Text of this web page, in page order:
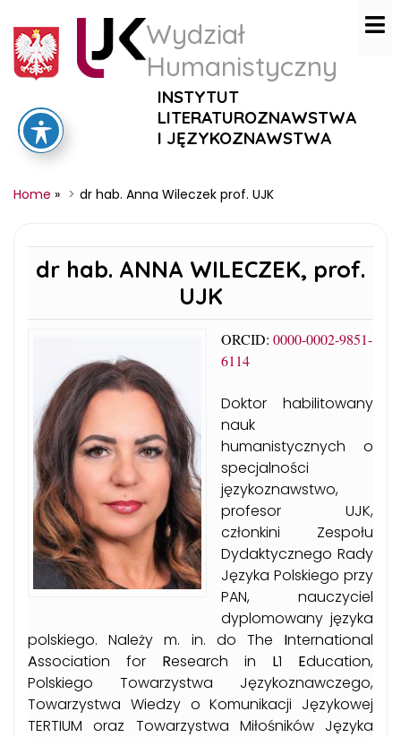
Wydział
Humanistyczny
INSTYTUT
LITERATUROZNAWSTWA
I JĘZYKOZNAWSTWA
Home » dr hab. Anna Wileczek prof. UJK
dr hab. ANNA WILECZEK, prof.
UJK
ORCID: 0000-0002-9851-
6114
Doktor habilitowany
nauk
humanistycznych o
specjalności
językoznawstwo,
profesor UJK,
członkini Zespołu
Dydaktycznego Rady
Języka Polskiego przy
PAN, nauczyciel
dyplomowany języka
polskiego. Należy m. in. do The International
Association for Research in L1 Education,
Polskiego Towarzystwa Językoznawczego,
Towarzystwa Wiedzy o Komunikacji Językowej
TERTIUM oraz Towarzystwa Miłośników Języka